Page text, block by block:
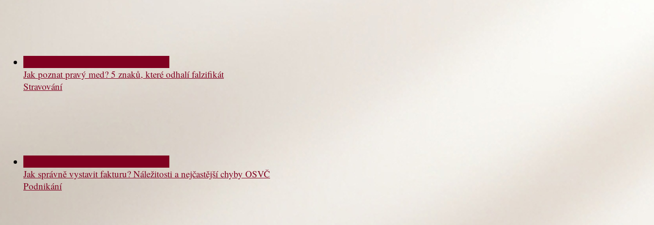
Jak poznat pravý med? 5 znaků, které odhalí falzifikát
Stravování
Jak správně vystavit fakturu? Náležitosti a nejčastější chyby OSVČ
Podnikání